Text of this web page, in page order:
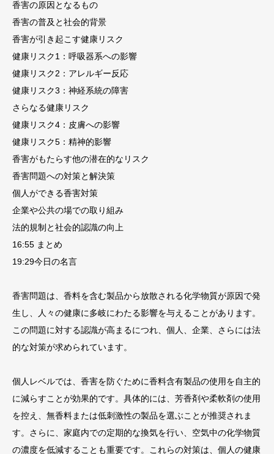
香害の原因となるもの
香害の普及と社会的背景
香害が引き起こす健康リスク
健康リスク1：呼吸器系への影響
健康リスク2：アレルギー反応
健康リスク3：神経系統の障害
さらなる健康リスク
健康リスク4：皮膚への影響
健康リスク5：精神的影響
香害がもたらす他の潜在的なリスク
香害問題への対策と解決策
個人ができる香害対策
企業や公共の場での取り組み
法的規制と社会的認識の向上
16:55 まとめ
19:29今日の名言
香害問題は、香料を含む製品から放散される化学物質が原因で発
生し、人々の健康に多岐にわたる影響を与えることがあります。
この問題に対する認識が高まるにつれ、個人、企業、さらには法
的な対策が求められています。
個人レベルでは、香害を防ぐために香料含有製品の使用を自主的
に減らすことが効果的です。具体的には、芳香剤や柔軟剤の使用
を控え、無香料または低刺激性の製品を選ぶことが推奨されま
す。さらに、家庭内での定期的な換気を行い、空気中の化学物質
の濃度を低減することも重要です。これらの対策は、個人の健康